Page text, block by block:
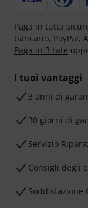
Paga in tutta
bancario, PayPal,
Paga in 3 rate
I tuoi vantaggi
3 anni di
30 giorni di
Servizio
Consigli degli
Soddisfazione